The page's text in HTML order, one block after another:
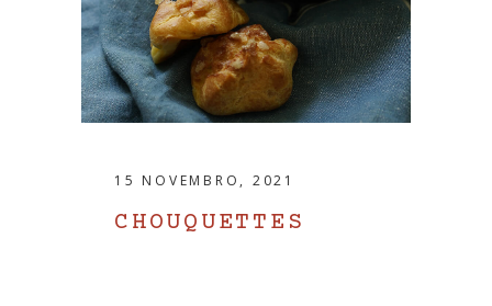
15 NOVEMBRO, 2021
CHOUQUETTES